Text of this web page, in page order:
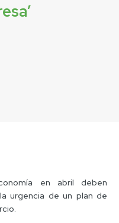
en abril deben
urgencia de un plan de